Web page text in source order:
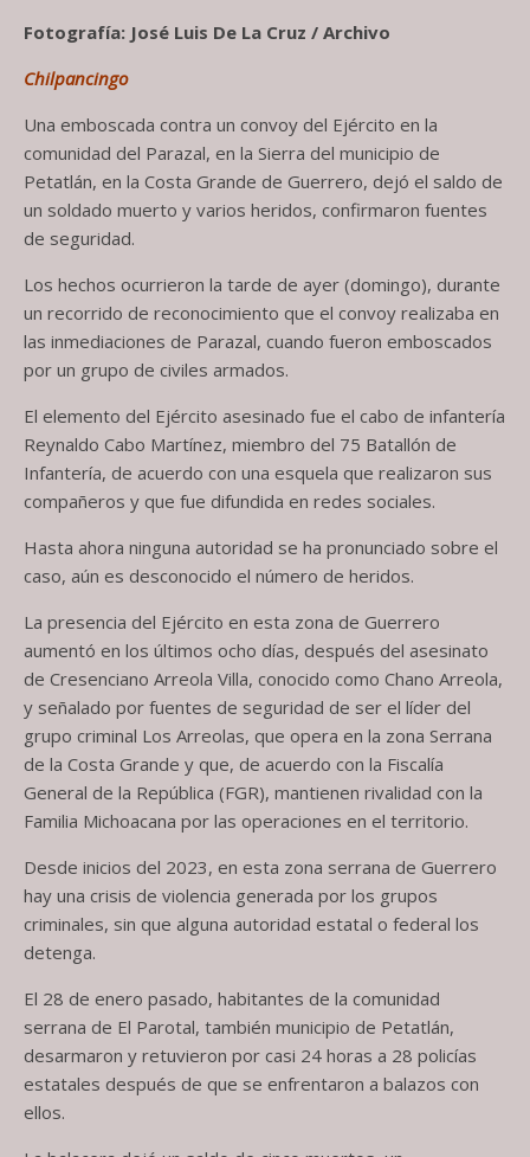
Fotografía: José Luis De La Cruz / Archivo
Chilpancingo
Una emboscada contra un convoy del Ejército en la
comunidad del Parazal, en la Sierra del municipio de
Petatlán, en la Costa Grande de Guerrero, dejó el saldo de
un soldado muerto y varios heridos, confirmaron fuentes
de seguridad.
Los hechos ocurrieron la tarde de ayer (domingo), durante
un recorrido de reconocimiento que el convoy realizaba en
las inmediaciones de Parazal, cuando fueron emboscados
por un grupo de civiles armados.
El elemento del Ejército asesinado fue el cabo de infantería
Reynaldo Cabo Martínez, miembro del 75 Batallón de
Infantería, de acuerdo con una esquela que realizaron sus
compañeros y que fue difundida en redes sociales.
Hasta ahora ninguna autoridad se ha pronunciado sobre el
caso, aún es desconocido el número de heridos.
La presencia del Ejército en esta zona de Guerrero
aumentó en los últimos ocho días, después del asesinato
de Cresenciano Arreola Villa, conocido como Chano Arreola,
y señalado por fuentes de seguridad de ser el líder del
grupo criminal Los Arreolas, que opera en la zona Serrana
de la Costa Grande y que, de acuerdo con la Fiscalía
General de la República (FGR), mantienen rivalidad con la
Familia Michoacana por las operaciones en el territorio.
Desde inicios del 2023, en esta zona serrana de Guerrero
hay una crisis de violencia generada por los grupos
criminales, sin que alguna autoridad estatal o federal los
detenga.
El 28 de enero pasado, habitantes de la comunidad
serrana de El Parotal, también municipio de Petatlán,
desarmaron y retuvieron por casi 24 horas a 28 policías
estatales después de que se enfrentaron a balazos con
ellos.